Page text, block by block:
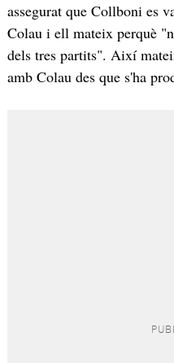
assegurat que Collboni es
Colau i ell mateix perquè
dels tres partits". Així
amb Colau des que s'ha